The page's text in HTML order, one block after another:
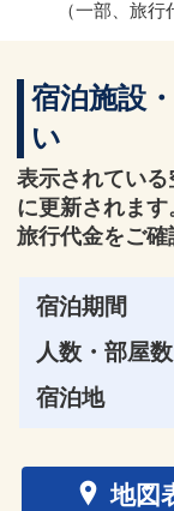
（一部、旅
宿泊施設
い
表示されてい
に更新されま
旅行代金をご確
宿泊期間
人数・部屋数
宿泊地
地図